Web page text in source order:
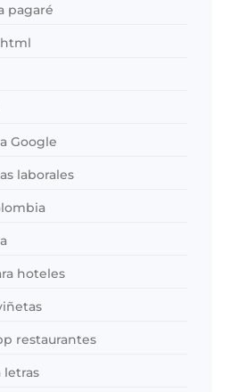
pagaré
Google
laborales
hoteles
restaurantes
letras